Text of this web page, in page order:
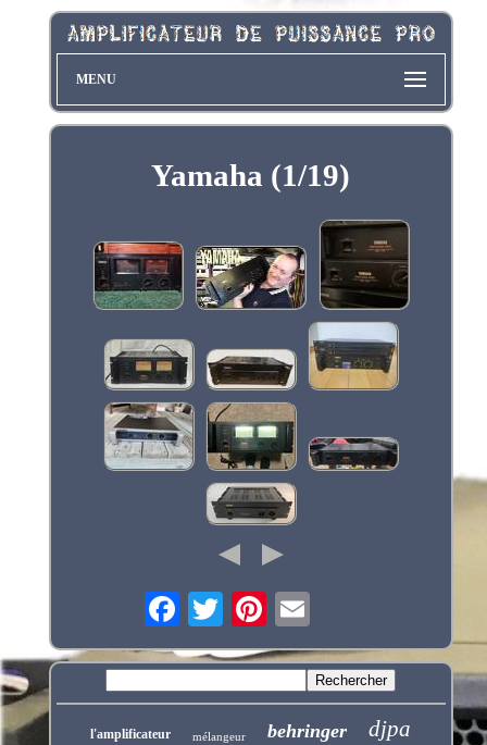
MENU
Yamaha (1/19)
l'amplificateur mélangeur behringer djpa